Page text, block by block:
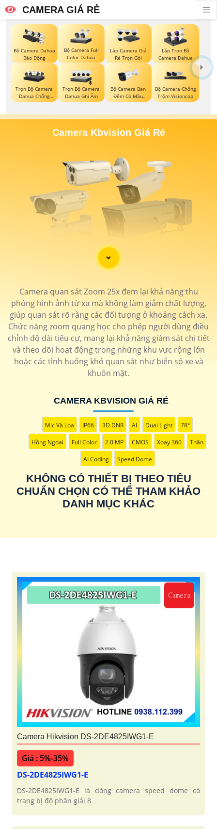
CAMERA GIÁ RẺ
Bộ Camera Dahua
Báo Động
Bộ Camera Full
Color Dahua
Lắp Camera Giá
Rẻ Trọn Gói
Lắp Trọn Bộ
Camera Dahua
Trọn Bộ Camera
Dahua Chống
Trộm
Trọn Bộ Camera
Dahua Ghi Âm
Bộ Camera Ban
Đêm Có Màu
Kbvision
Bộ Camera Chống
Trộm Visioncop
Camera Kbvision Giá Rẻ
'
Camera quan sát Zoom 25x đem lại khả năng thu
phóng hình ảnh từ xa mà không làm giảm chất lượng,
giúp quan sát rõ ràng các đối tượng ở khoảng cách xa.
Chức năng zoom quang học cho phép người dùng điều
chỉnh độ dài tiêu cự, mang lại khả năng giám sát chi tiết
và theo dõi hoạt động trong những khu vực rộng lớn
hoặc các tình huống khó quan sát như biển số xe và
khuôn mặt.
CAMERA KBVISION GIÁ RẺ
Mic Và Loa IP66 3D DNR AI Dual Light 78°
Hồng Ngoại Full Color 2.0 MP CMOS Xoay 360 Thân
AI Coding Speed Dome
KHÔNG CÓ THIẾT BỊ THEO TIÊU
CHUẨN CHỌN CÓ THỂ THAM KHẢO
DANH MỤC KHÁC
Camera Hikvision DS-2DE4825IWG1-E
Giá : 5%-35%
DS-2DE4825IWG1-E
DS-2DE4825IWG1-E là dòng camera speed dome có
trang bị độ phân giải 8